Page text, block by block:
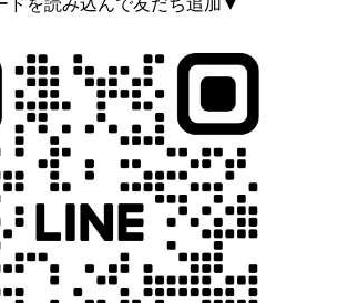
ドを読み込んで友だち追加▼